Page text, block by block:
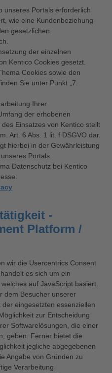
unseres Portals erforderlich
wie eine Kundenbeziehung
gesetzlichen
der einzelnen
Kentico Cookies gesetzt.
Cookies sowie den
Sie unter Punkt „7.
Ihrer
der erhobenen
Einsatzes von Kentico stellt
Art. 6 Abs. 1 lit. f DSGVO dar.
hierbei in der Gewährleistung
Portals.
Datenschutz bei Kentico
-
Platform /
wir die Usercentrics Consent
es sich um ein
auf JavaScript basiert.
dem Besucher unserer
eingesetzten essenziellen
zur Entscheidung
Softwarelösungen, die einer
geben. Ferner bietet die
jegliche abgegebenen
Angabe von Gründen zu
Verarbeitung